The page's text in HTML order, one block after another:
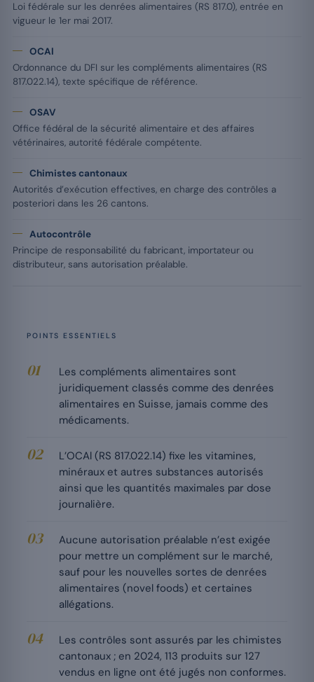
Loi fédérale sur les denrées alimentaires (RS 817.0), entrée en
vigueur le 1er mai 2017.
OCAl
Ordonnance du DFI sur les compléments alimentaires (RS
817.022.14), texte spécifique de référence.
OSAV
Office fédéral de la sécurité alimentaire et des affaires
vétérinaires, autorité fédérale compétente.
Chimistes cantonaux
Autorités d’exécution effectives, en charge des contrôles a
posteriori dans les 26 cantons.
Autocontrôle
Principe de responsabilité du fabricant, importateur ou
distributeur, sans autorisation préalable.
POINTS ESSENTIELS
Les compléments alimentaires sont
juridiquement classés comme des denrées
alimentaires en Suisse, jamais comme des
médicaments.
L’OCAl (RS 817.022.14) fixe les vitamines,
minéraux et autres substances autorisés
ainsi que les quantités maximales par dose
journalière.
Aucune autorisation préalable n’est exigée
pour mettre un complément sur le marché,
sauf pour les nouvelles sortes de denrées
alimentaires (novel foods) et certaines
allégations.
Les contrôles sont assurés par les chimistes
cantonaux ; en 2024, 113 produits sur 127
vendus en ligne ont été jugés non conformes.